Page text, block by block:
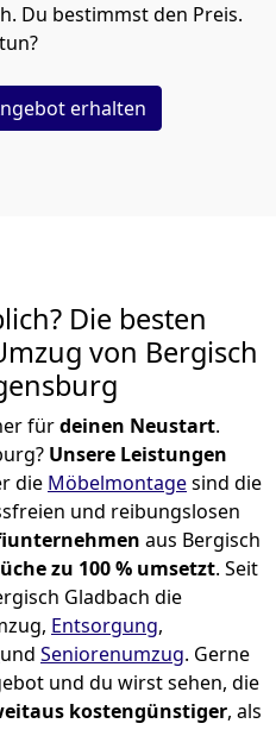
Du bestimmst den Preis.
erhalten
Die besten
von Bergisch
fürdeinen Neustart.
Unsere Leistungen
die Möbelmontagesind die
und reibungslosen
aus Bergisch
zu 100 % umsetzt. Seit
Gladbach die
Entsorgung,
und Seniorenumzug. Gerne
und du wirst sehen, die
kostengünstiger, als